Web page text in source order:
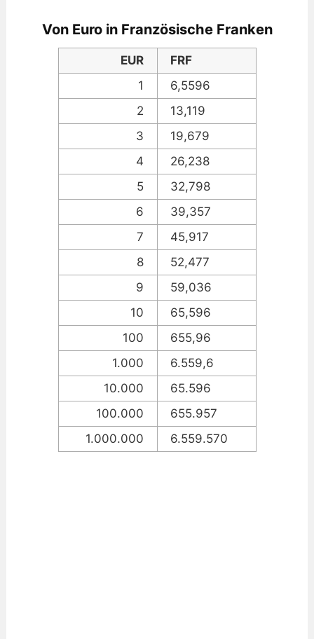
Von Euro in Französische Franken
EUR
FRF
1
6,5596
2
13,119
3
19,679
4
26,238
5
32,798
6
39,357
7
45,917
8
52,477
9
59,036
10
65,596
100
655,96
1.000
6.559,6
10.000
65.596
100.000
655.957
1.000.000
6.559.570